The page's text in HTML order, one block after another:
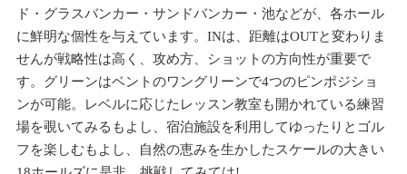
ド・グラスバンカー・サンドバンカー・池などが、各ホール
に鮮明な個性を与えています。INは、距離はOUTと変わりま
せんが戦略性は高く、攻め方、ショットの方向性が重要で
す。グリーンはベントのワングリーンで4つのピンポジショ
ンが可能。レベルに応じたレッスン教室も開かれている練習
場を覗いてみるもよし、宿泊施設を利用してゆったりとゴル
フを楽しむもよし、自然の恵みを生かしたスケールの大きい